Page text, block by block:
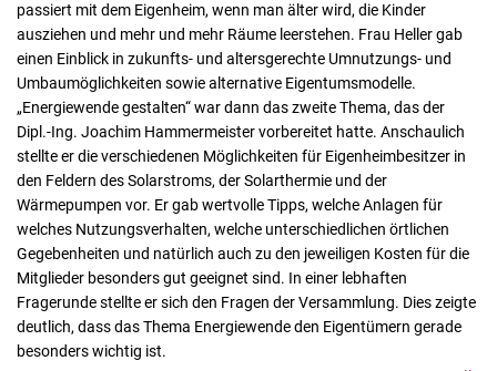
passiert mit dem Eigenheim, wenn man älter wird, die Kinder
ausziehen und mehr und mehr Räume leerstehen. Frau Heller gab
einen Einblick in zukunfts- und altersgerechte Umnutzungs- und
Umbaumöglichkeiten sowie alternative Eigentumsmodelle.
„Energiewende gestalten“ war dann das zweite Thema, das der
Dipl.-Ing. Joachim Hammermeister vorbereitet hatte. Anschaulich
stellte er die verschiedenen Möglichkeiten für Eigenheimbesitzer in
den Feldern des Solarstroms, der Solarthermie und der
Wärmepumpen vor. Er gab wertvolle Tipps, welche Anlagen für
welches Nutzungsverhalten, welche unterschiedlichen örtlichen
Gegebenheiten und natürlich auch zu den jeweiligen Kosten für die
Mitglieder besonders gut geeignet sind. In einer lebhaften
Fragerunde stellte er sich den Fragen der Versammlung. Dies zeigte
deutlich, dass das Thema Energiewende den Eigentümern gerade
besonders wichtig ist.